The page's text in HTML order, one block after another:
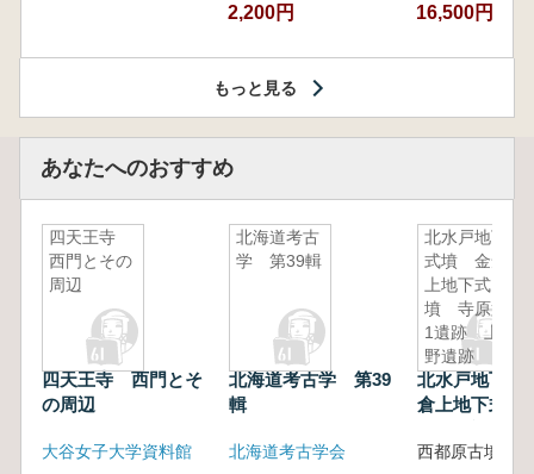
2,200円 16,500円
もっと見る
あなたへのおすすめ
四天王寺
西門とその
周辺
四天王寺 西門とそ
の周辺
大谷女子大学資料館
北海道考古
学 第39輯
北海道考古学 第39
輯
北海道考古学会
北水戸地下
式墳 金倉
上地下式
墳 寺原第
1遺跡 上
野遺跡
北水戸地下
倉上地下式
西都原古墳研